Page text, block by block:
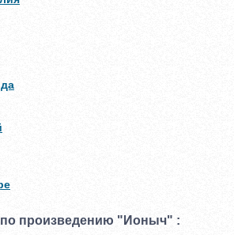
по произведению "Ионыч" :